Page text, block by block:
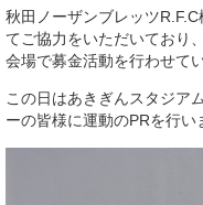
秋田ノーザンブレッツR.F.C
てご協力をいただいており
会場で募金活動を行わせて
この日はあきぎんスタジア
ーの皆様に運動のPRを行い